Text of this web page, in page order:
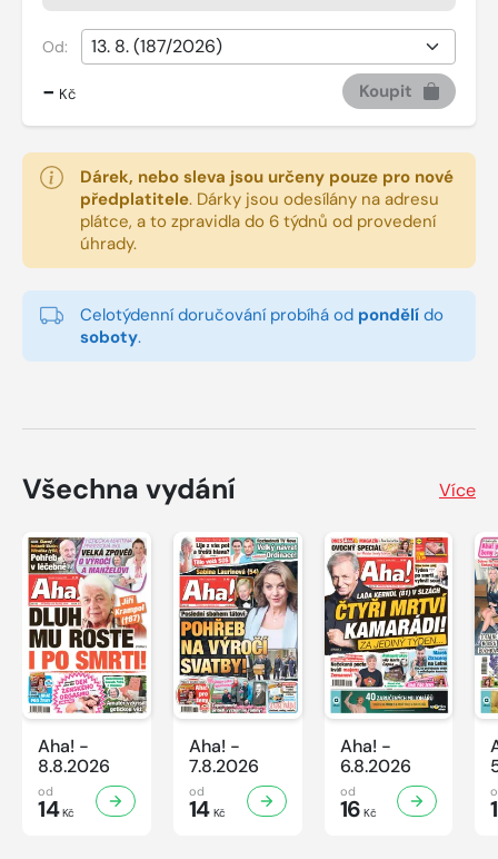
Od:
- Kč Koupit
Dárek, nebo sleva jsou určeny pouze pro nové
předplatitele. Dárky jsou odesílány na adresu
plátce, a to zpravidla do 6 týdnů od provedení
úhrady.
Celotýdenní doručování probíhá od pondělí do
soboty.
Všechna vydání Více
Aha! -
8.8.2026
od
14Kč
Aha! -
7.8.2026
od
14Kč
Aha! -
6.8.2026
od
16 Kč